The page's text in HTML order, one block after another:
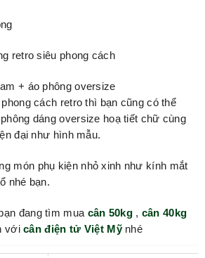
retro siêu phong cách
+ áo phông oversize
cách retro thì bạn cũng có thể
dáng oversize hoạ tiết chữ cùng
đại như hình mẫu.
món phụ kiện nhỏ xinh như kính mắt
nhé bạn.
đang tìm mua cân 50kg, cân 40kg
vớicân điện tử Việt Mỹnhé